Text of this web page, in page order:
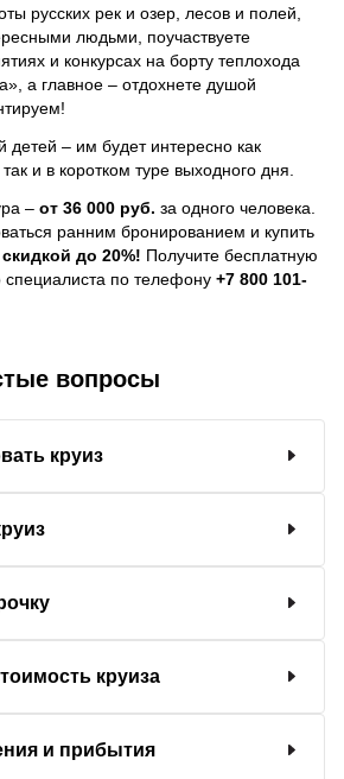
русских рек и озер, лесов и полей,
людьми, поучаствуете
и конкурсах на борту теплохода
а главное – отдохнете душой
детей – им будет интересно как
и в коротком туре выходного дня.
– от 36 000 руб. за одного человека.
ранним бронированием и купить
до 20%! Получите бесплатную
специалиста по телефону +7 800 101-
вопросы
круиз
круиза
и прибытия